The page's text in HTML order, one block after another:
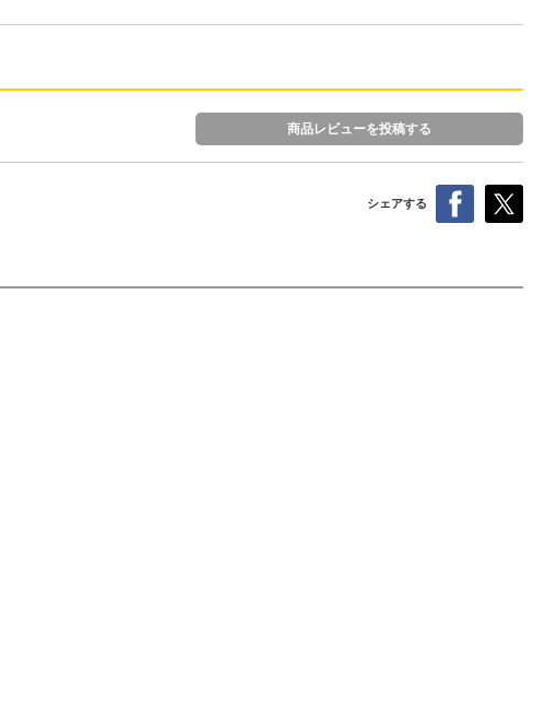
商品レビューを投稿する
シェアする